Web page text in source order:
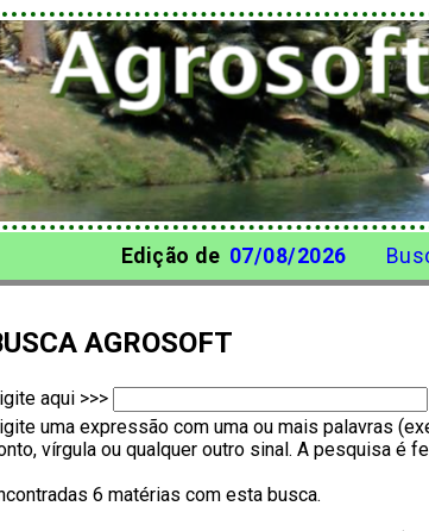
Edição de 07/08/2026
AGROSOFT
aqui >>>
uma expressão com uma ou mais palavras
vírgula ou qualquer outro sinal. A pesquisa é
6 matérias com esta busca.